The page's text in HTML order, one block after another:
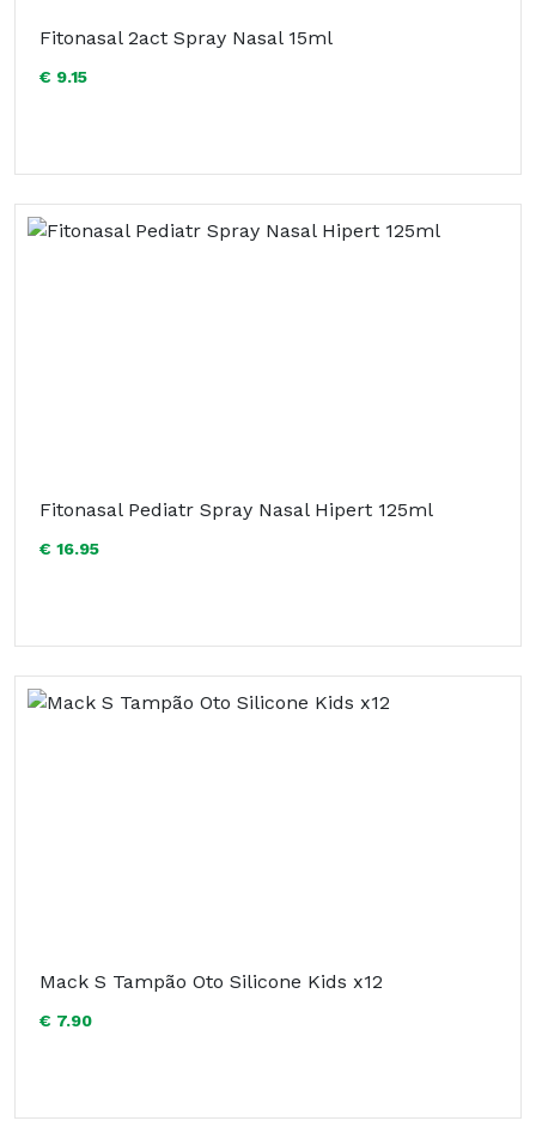
Fitonasal 2act Spray Nasal 15ml
€ 9.15
Fitonasal Pediatr Spray Nasal Hipert 125ml
€ 16.95
Mack S Tampão Oto Silicone Kids x12
€ 7.90